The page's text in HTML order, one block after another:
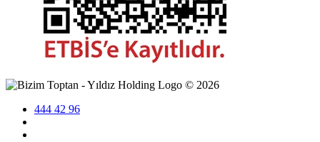
© 2026
444 42 96